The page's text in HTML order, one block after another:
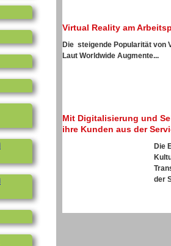
Virtual Reality am
Die steigende Popularität von
Laut Worldwide Augmente...
Mit Digitalisierung und
ihre Kunden aus der
Die
der